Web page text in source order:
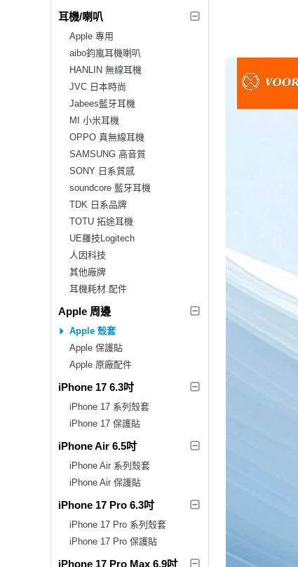
耳機/喇叭
Apple 專用
aibo鈞嵐耳機喇叭
HANLIN 無線耳機
JVC 日本時尚
Jabees藍牙耳機
MI 小米耳機
OPPO 真無線耳機
SAMSUNG 高音質
SONY 日系質感
soundcore 藍牙耳機
TDK 日系品牌
TOTU 拓途耳機
UE羅技Logitech
人因科技
其他廠牌
耳機耗材.配件
Apple 周邊
Apple 殼套
Apple 保護貼
Apple 原廠配件
iPhone 17 6.3吋
iPhone 17 系列殼套
iPhone 17 保護貼
iPhone Air 6.5吋
iPhone Air 系列殼套
iPhone Air 保護貼
iPhone 17 Pro 6.3吋
iPhone 17 Pro 系列殼套
iPhone 17 Pro 保護貼
iPhone 17 Pro Max 6.9吋